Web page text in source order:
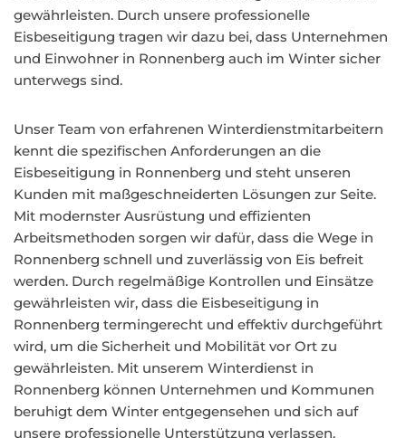
gewährleisten. Durch unsere professionelle
Eisbeseitigung tragen wir dazu bei, dass Unternehmen
und Einwohner in Ronnenberg auch im Winter sicher
unterwegs sind.
Unser Team von erfahrenen Winterdienstmitarbeitern
kennt die spezifischen Anforderungen an die
Eisbeseitigung in Ronnenberg und steht unseren
Kunden mit maßgeschneiderten Lösungen zur Seite.
Mit modernster Ausrüstung und effizienten
Arbeitsmethoden sorgen wir dafür, dass die Wege in
Ronnenberg schnell und zuverlässig von Eis befreit
werden. Durch regelmäßige Kontrollen und Einsätze
gewährleisten wir, dass die Eisbeseitigung in
Ronnenberg termingerecht und effektiv durchgeführt
wird, um die Sicherheit und Mobilität vor Ort zu
gewährleisten. Mit unserem Winterdienst in
Ronnenberg können Unternehmen und Kommunen
beruhigt dem Winter entgegensehen und sich auf
unsere professionelle Unterstützung verlassen.